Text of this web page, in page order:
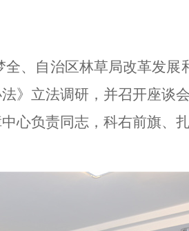
、自治区林草局改革发
》立法调研，并召开座谈
心负责同志，科右前旗、